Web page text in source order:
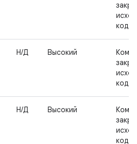
Н/Д Высокий
Н/Д Высокий